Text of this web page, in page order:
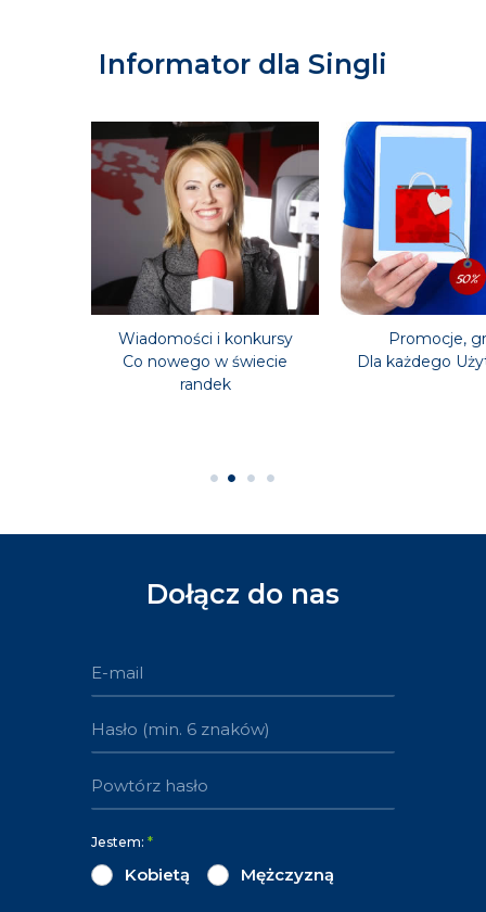
Informator dla Singli
Wiadomości i konkursy
Co nowego w świecie
randek
Promocje,
Dla każdego
1 2 3 4
Dołącz do nas
Jestem: *
Kobietą Mężczyzną